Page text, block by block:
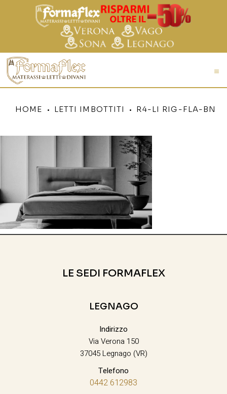
HOME LETTI IMBOTTITI R4-LI RIG-FLA-BN
LE SEDI FORMAFLEX
LEGNAGO
Indirizzo
Via Verona 150
37045 Legnago (VR)
Telefono
0442 612983